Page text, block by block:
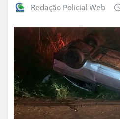
Redação Policial Web